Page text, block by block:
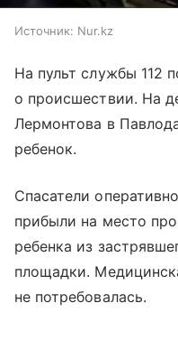
Источник: Nur.kz
На пульт службы 112
о происшествии. На
Лермонтова в
ребенок.
Спасатели
прибыли на место
ребенка из
площадки.
не потребовалась.